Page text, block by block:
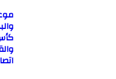
موعد
والبحرين
والقنوات